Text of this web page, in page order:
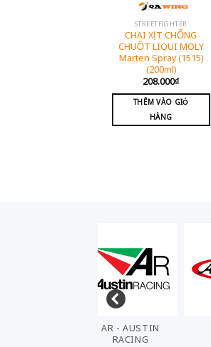
STREETFIGHTER
CHAI XỊT CHỐNG
CHUỘT LIQUI MOLY
Marten Spray (1515)
(200ml)
208.000₫
THÊM VÀO GIỎ
HÀNG
AR - AUSTIN
RACING